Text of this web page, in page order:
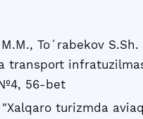
Toʻrabekov
transport
56-bet
"Xalqaro turizmda